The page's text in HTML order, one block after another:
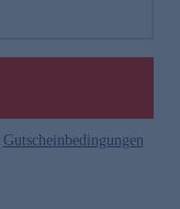
Gutscheinbedingungen